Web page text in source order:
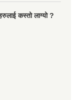
कस्तो लाग्यो ?